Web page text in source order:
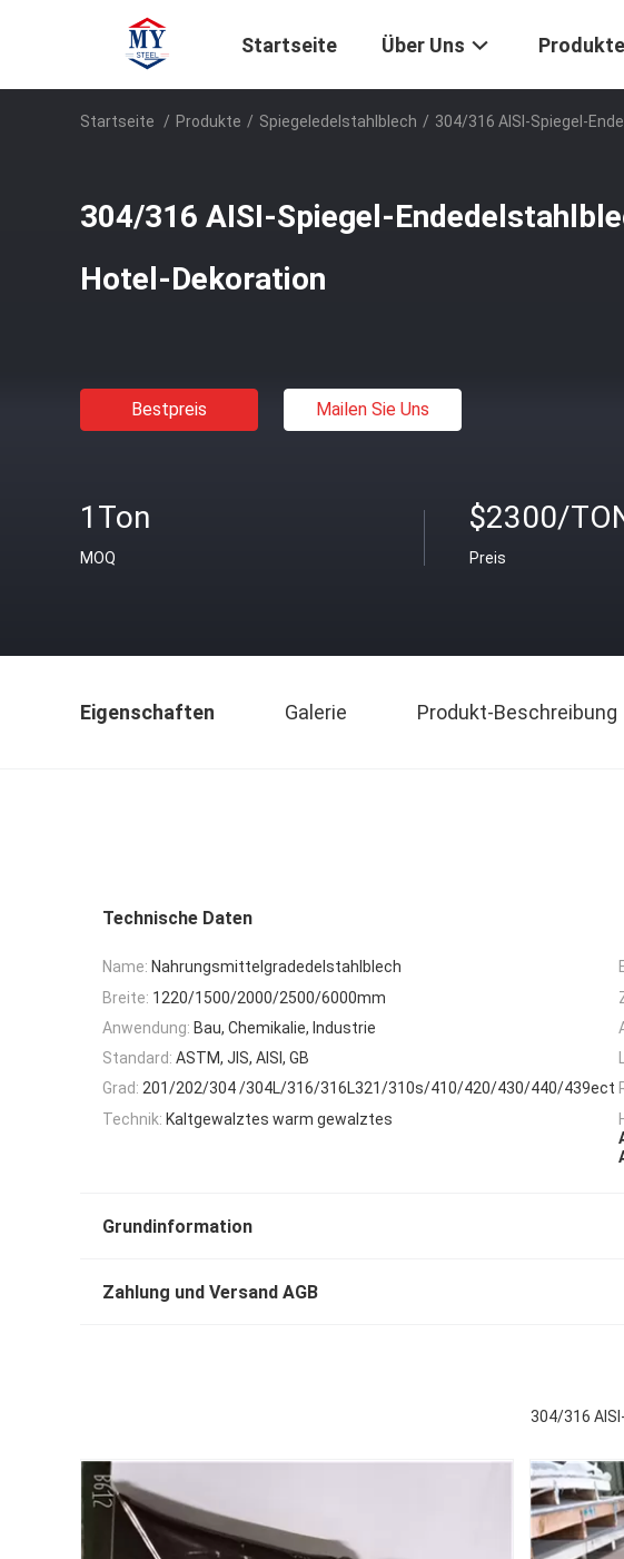
Startseite Über Uns Produkte
Startseite / Produkte / Spiegeledelstahlblech / 304/316 AISI-Spiegel-
304/316 AISI-Spiegel-
Hotel-Dekoration
Bestpreis Mailen Sie Uns
1Ton
MOQ
$2300/
Preis
Eigenschaften Galerie Produkt-Beschreibung
Technische Daten
Name: Nahrungsmittelgradedelstahlblech
Breite: 1220/1500/2000/2500/6000mm
Anwendung: Bau, Chemikalie, Industrie
Standard: ASTM, JIS, AISI, GB
Grad: 201/202/304 /304L/316/316L321/310s/410/420/430/440/439ect
Technik: Kaltgewalztes warm gewalztes
Grundinformation
Zahlung und Versand AGB
304/316